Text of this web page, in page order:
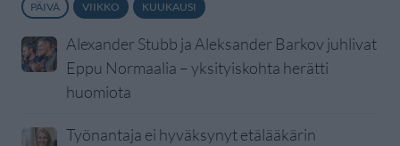
PÄIVÄ VIIKKO KUUKAUSI
Alexander Stubb ja Aleksander Barkov juhlivat
Eppu Normaalia – yksityiskohta herätti
huomiota
Työnantaja ei hyväksynyt etälääkärin